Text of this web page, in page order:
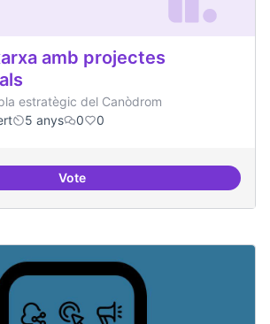
amb projectes
estratègic del Canòdrom
5 anys 0 0
VoteTreball en xarxa amb projectes